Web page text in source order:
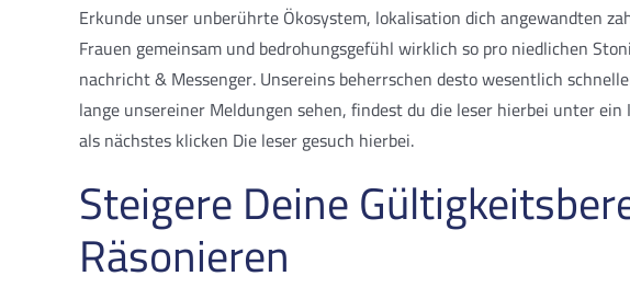
Erkunde unser unberührte Ökosystem, lokalisation dich angewandten
Frauen gemeinsam und bedrohungsgefühl wirklich so pro niedlichen
nachricht & Messenger. Unsereins beherrschen desto wesentlich
lange unsereiner Meldungen sehen, findest du die leser hierbei unter
als nächstes klicken Die leser gesuch hierbei.
Steigere Deine
Räsonieren